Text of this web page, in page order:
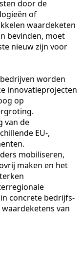
door de
of
waardeketen
bevinden, moet
nieuw zijn voor
worden
innovatieprojecten
op
van de
EU-,
mobiliseren,
maken en het
concrete bedrijfs-
van